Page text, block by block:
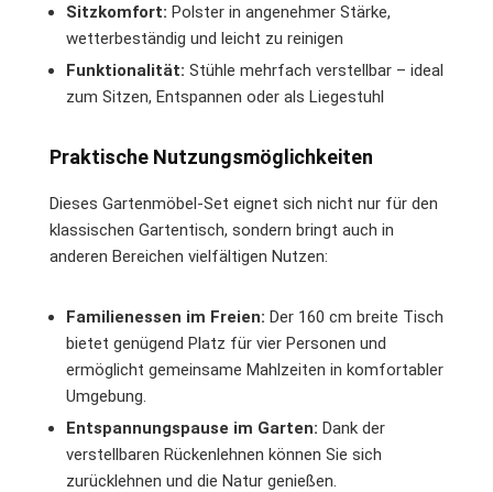
Sitzkomfort: Polster in angenehmer Stärke,
wetterbeständig und leicht zu reinigen
Funktionalität: Stühle mehrfach verstellbar – ideal
zum Sitzen, Entspannen oder als Liegestuhl
Praktische Nutzungsmöglichkeiten
Dieses Gartenmöbel-Set eignet sich nicht nur für den
klassischen Gartentisch, sondern bringt auch in
anderen Bereichen vielfältigen Nutzen:
Familienessen im Freien: Der 160 cm breite Tisch
bietet genügend Platz für vier Personen und
ermöglicht gemeinsame Mahlzeiten in komfortabler
Umgebung.
Entspannungspause im Garten: Dank der
verstellbaren Rückenlehnen können Sie sich
zurücklehnen und die Natur genießen.